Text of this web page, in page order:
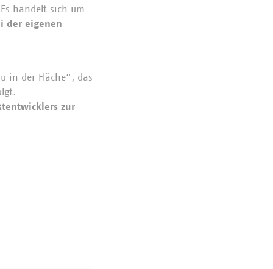
handelt sich um
der eigenen
in der Fläche“, das
zur